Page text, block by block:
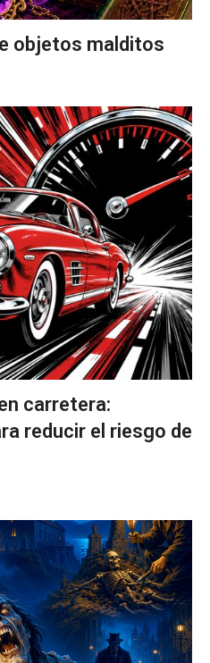
objetos malditos
carretera:
reducir el riesgo de